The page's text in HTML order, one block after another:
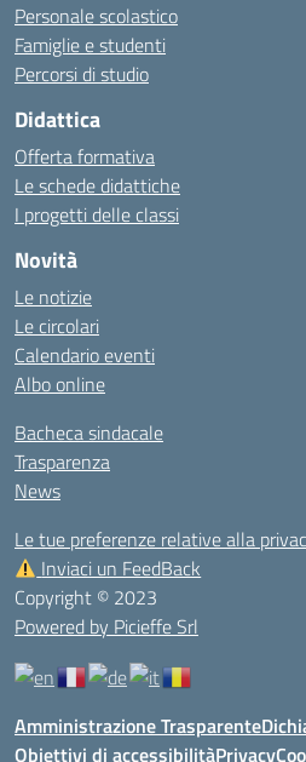
Personale scolastico
Famiglie e studenti
Percorsi di studio
Didattica
Offerta formativa
Le schede didattiche
I progetti delle classi
Novità
Le notizie
Le circolari
Calendario eventi
Albo online
Bacheca sindacale
Trasparenza
News
Le tue preferenze relative alla
Inviaci un FeedBack
Copyright © 2023
Powered by Picieffe Srl
Amministrazione Trasparente
Obiettivi di accessibilitàPrivacy